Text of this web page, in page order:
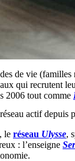
de vie
qui recrutent
2006 tout comme
actif depuis
le réseau Ulysse,
: l’enseigne